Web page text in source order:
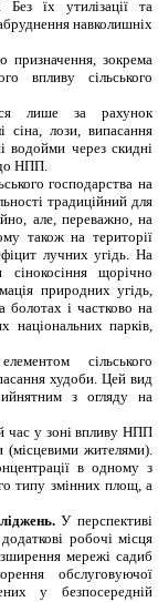
Без їх утилізації та
навколишніх
призначення, зокрема
впливу сільського
лише за рахунок
сіна, лози, випасання
водойми через скидні
НПП.
господарства на
традиційний для
але, переважно, на
також на території
лучних угідь. На
щорічно
природних угідь,
болотах і частково на
національних парків,
сільського
худоби. Цей вид
з огляду на
час у зоні впливу НПП
(місцевими жителями).
в одному з
типу змінних площ, а
У перспективі
робочі місця
мережі садиб
обслуговуючої
у безпосередній